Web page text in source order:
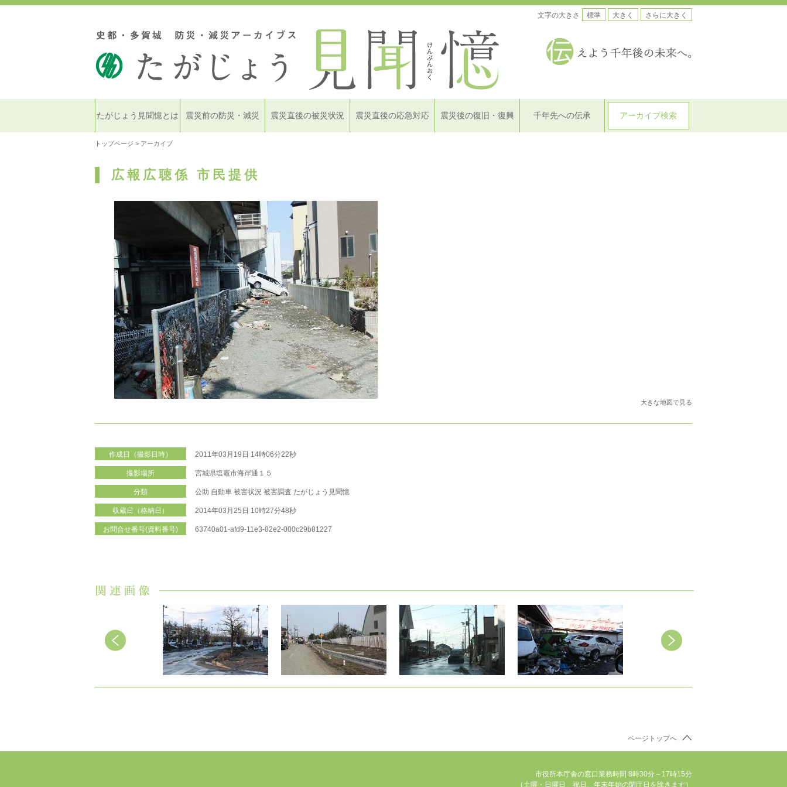
文字の大きさ 標準 大きく さらに大きく
たがじょう見聞憶とは 震災前の防災・減災 震災直後の被災状況 震災直後の応急対応 震災後の復旧・復興 千年先への伝承 アーカイブ検索
トップページ > アーカイブ
広報広聴係 市民提供
大きな地図で見る
作成日（撮影日時） 2011年03月19日 14時06分22秒
撮影場所 宮城県塩竈市海岸通１５
分類 公助 自動車 被害状況 被害調査 たがじょう見聞憶
収蔵日（格納日） 2014年03月25日 10時27分48秒
お問合せ番号(資料番号) 63740a01-afd9-11e3-82e2-000c29b81227
ページトップへ
市役所本庁舎の窓口業務時間 8時30分～17時15分
（土曜・日曜日、祝日、年末年始の閉庁日を除きます）